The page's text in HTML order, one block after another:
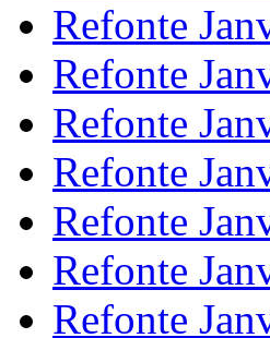
Refonte
Refonte
Refonte
Refonte
Refonte
Refonte
Refonte